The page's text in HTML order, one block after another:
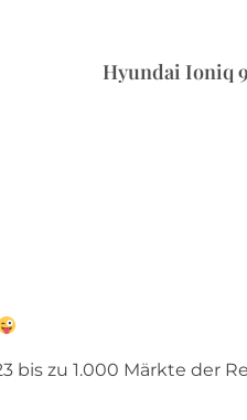
Hyundai Ioniq
bis zu 1.000 Märkte der